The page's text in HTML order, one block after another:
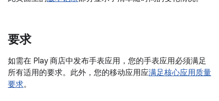
要求
如需在 Play 商店中发布手表应用，您的手表应用必须满足
所有适用的要求。此外，您的移动应用应满足核心应用质量
要求。